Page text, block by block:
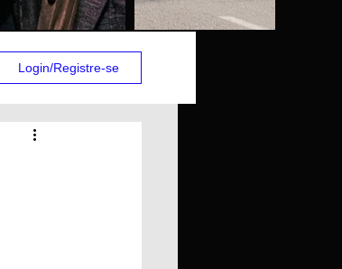
Login/Registre-se